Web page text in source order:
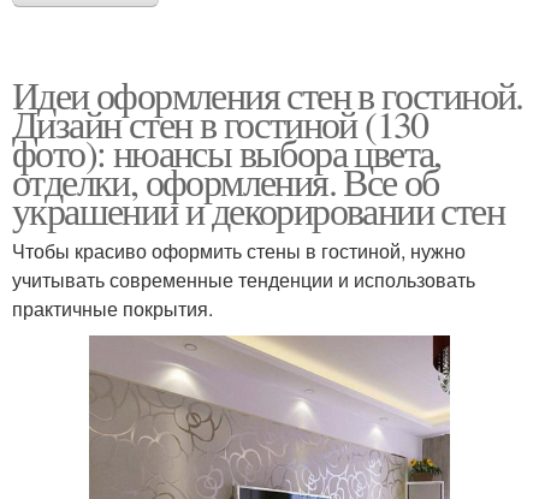
Идеи оформления стен в гостиной.
Дизайн стен в гостиной (130
фото): нюансы выбора цвета,
отделки, оформления. Все об
украшении и декорировании стен
Чтобы красиво оформить стены в гостиной, нужно
учитывать современные тенденции и использовать
практичные покрытия.